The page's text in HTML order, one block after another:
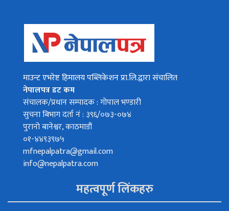
माउन्ट एभरेष्ट हिमालय पब्लिकेशन प्रा.लि.द्वारा संचालित
नेपालपत्र डट कम
संचालक/प्रधान सम्पादक : गोपाल भण्डारी
सुचना बिभाग दर्ता नं : ३९६/०७३-०७४
पुरानो बानेश्वर, काठमाडौं
०१-४४९३९७५
mfnepalpatra@gmail.com
info@nepalpatra.com
महत्वपूर्ण लिंकहरु